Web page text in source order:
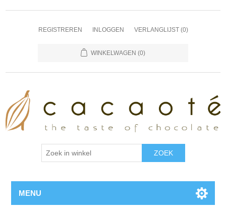
REGISTREREN INLOGGEN VERLANGLIJST (0)
WINKELWAGEN (0)
MENU